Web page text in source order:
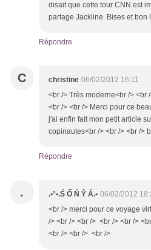
disait que cette tour CNN est
partage Jackline. Bises et bon
Répondre
C christine 06/02/2012 16:11
<br /> Très moderne<br /> <br
<br /> <br /> Merci pour ce
j'ai enfin fait mon petit article
copinautes<br /> <br /> <br />
Répondre
. .•°•.Ś Ő Ń Ŷ Á.• 06/02/2012
<br /> merci pour ce voyage
/> <br /> <br /> <br /> <br />
<br /> <br /> <br />